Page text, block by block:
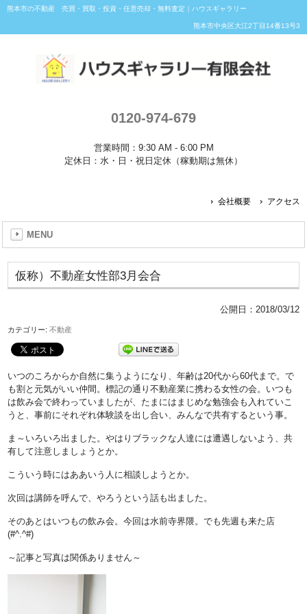
熊本市の不動産 売買・買取・投資・任意売却・無料査定｜ハウスギャラリー
熊本市中央区大江2丁目14番13号3
0120-974-679
営業時間：9:30 AM - 6:00 PM
定休日：水・日・祝日定休（稼動期は無休）
会社概要 アクセス
MENU
仮称）不動産女性部3月会合
公開日： 2018/03/12
カテゴリー:不動産
いつのころからか自然に集うようになり、年齢は20代から60代まで。で
も割と元気がいい仲間。標記の通り不動産業に携わる女性の会。いつも
は飲み会で終わっていましたが、たまにはまじめな勉強会も入れていこ
うと、事前にそれぞれ体験談を出し合い、みんなで共有するという事。
ま～いろいろ出ました。やはりブラックな人達には遭遇しないよう、共
有して注意しましょうとか。
こういう時にはああいう人に相談しようとか。
次回は講師を呼んで、やろうという話も出ました。
そのあとはいつもの飲み会。今回は水前寺界隈。でも先週も来た店
(#^.^#)
～記事と写真は関係ありません～